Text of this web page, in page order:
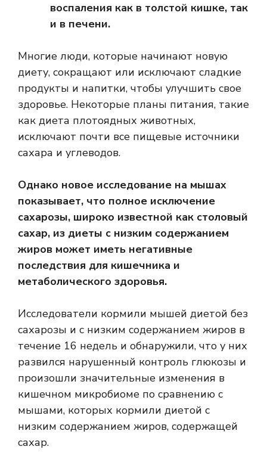
воспаления как в толстой кишке, так
и в печени.
Многие люди, которые начинают новую
диету, сокращают или исключают сладкие
продукты и напитки, чтобы улучшить свое
здоровье. Некоторые планы питания, такие
как диета плотоядных животных,
исключают почти все пищевые источники
сахара и углеводов.
Однако новое исследование на мышах
показывает, что полное исключение
сахарозы, широко известной как столовый
сахар, из диеты с низким содержанием
жиров может иметь негативные
последствия для кишечника и
метаболического здоровья.
Исследователи кормили мышей диетой без
сахарозы и с низким содержанием жиров в
течение 16 недель и обнаружили, что у них
развился нарушенный контроль глюкозы и
произошли значительные изменения в
кишечном микробиоме по сравнению с
мышами, которых кормили диетой с
низким содержанием жиров, содержащей
сахар.